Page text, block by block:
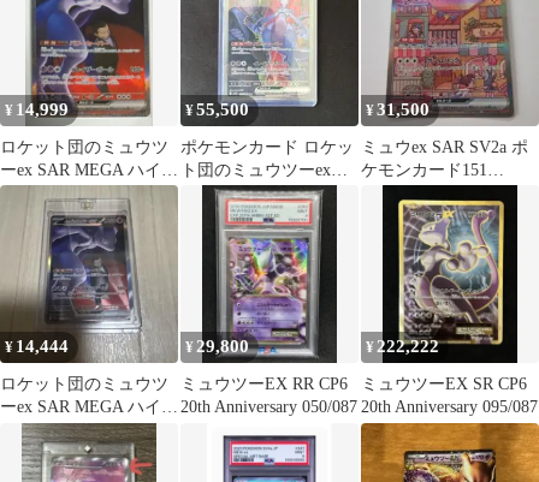
¥ 14,999
ロケット団のミュウツ
ーex SAR MEGA ハイク
ラスパック
¥55,500
ポケモンカード ロケッ
ト団のミュウツーex
SAR 125/098 美品
¥31,500
ミュウex SAR SV2a ポ
ケモンカード151
¥ 14,444
ロケット団のミュウツ
ーex SAR MEGA ハイク
ラスパック MEGAドリ
ー…
¥29,800
ミュウツーEX RR CP6
20th Anniversary 050/087
¥222,222
ミュウツーEX SR CP6
20th Anniversary 095/087